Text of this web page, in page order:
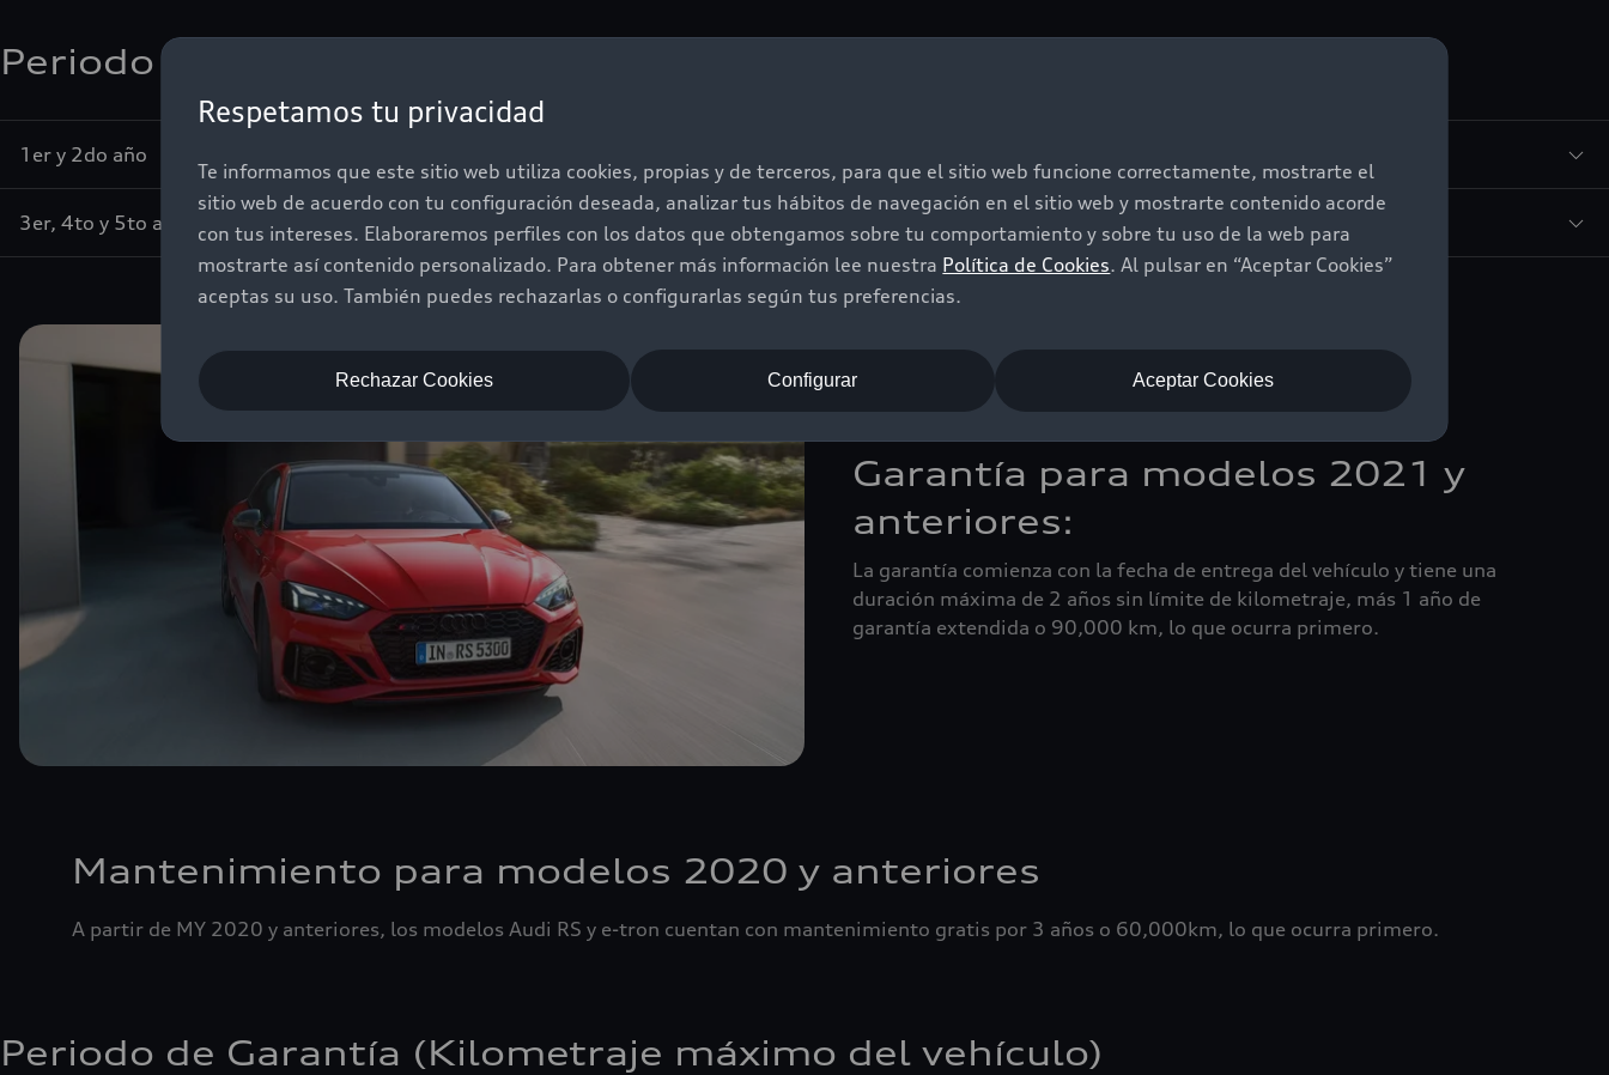
Respetamos tu privacidad
Te informamos que este sitio web utiliza cookies, propias y de terceros, para que el sitio web funcione correctamente, mostrarte el
sitio web de acuerdo con tu configuración deseada, analizar tus hábitos de navegación en el sitio web y mostrarte contenido acorde
con tus intereses. Elaboraremos perfiles con los datos que obtengamos sobre tu comportamiento y sobre tu uso de la web para
mostrarte así contenido personalizado. Para obtener más información lee nuestra Política de Cookies. Al pulsar en “Aceptar Cookies”
aceptas su uso. También puedes rechazarlas o configurarlas según tus preferencias.
Aceptar Cookies
Rechazar Cookies Configurar
Periodo de Garantía (Kilometraje máximo del vehículo)
1er y 2do año
3er, 4to y 5to año
Garantía para modelos 2021 y
anteriores:
La garantía comienza con la fecha de entrega del vehículo y tiene una
duración máxima de 2 años sin límite de kilometraje, más 1 año de
garantía extendida o 90,000 km, lo que ocurra primero.
Mantenimiento para modelos 2020 y anteriores
A partir de MY 2020 y anteriores, los modelos Audi RS y e-tron cuentan con mantenimiento gratis por 3 años o 60,000km, lo que ocurra primero.
Periodo de Garantía (Kilometraje máximo del vehículo)